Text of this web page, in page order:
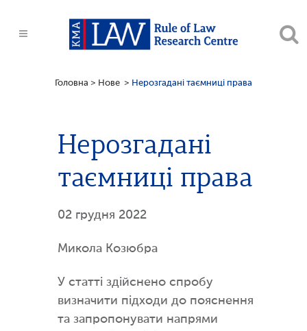
Головна > Нове > Нерозгадані таємниці права
Нерозгадані
таємниці права
02 грудня 2022
Микола Козюбра
У статті здійснено спробу
визначити підходи до пояснення
та запропонувати напрями